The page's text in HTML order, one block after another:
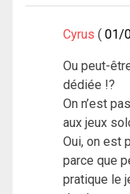
Cyrus 01/
Ou peut-
dédiée !?
On n’est
aux jeux
Oui, on est
parce que
pratique le